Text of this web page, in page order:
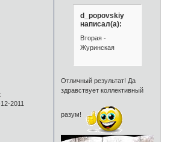
2011
d_popovskiy
написал(а):
Вторая -
Журинская
Отличный результат! Да
здравствует коллективный
разум!